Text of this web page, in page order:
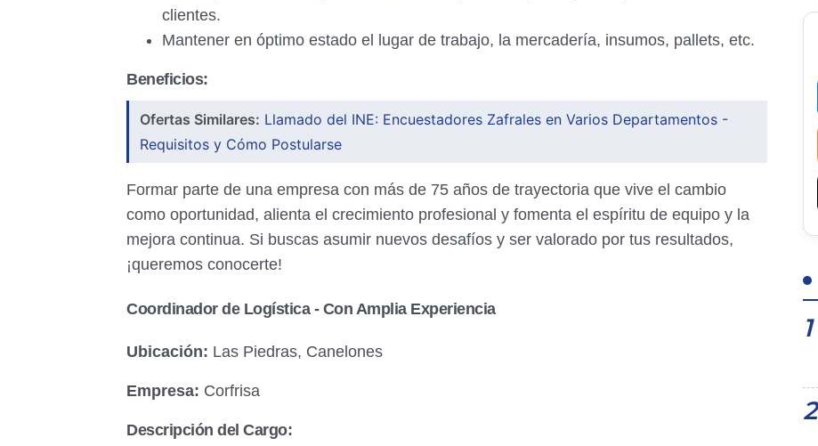
clientes.
Mantener en óptimo estado el lugar de trabajo, la mercadería, insumos, pallets, etc.
Beneficios:
Ofertas Similares: Llamado del INE: Encuestadores Zafrales en Varios Departamentos -
Requisitos y Cómo Postularse
Formar parte de una empresa con más de 75 años de trayectoria que vive el cambio
como oportunidad, alienta el crecimiento profesional y fomenta el espíritu de equipo y la
mejora continua. Si buscas asumir nuevos desafíos y ser valorado por tus resultados,
¡queremos conocerte!
Coordinador de Logística - Con Amplia Experiencia
Ubicación: Las Piedras, Canelones
Empresa: Corfrisa
Descripción del Cargo: